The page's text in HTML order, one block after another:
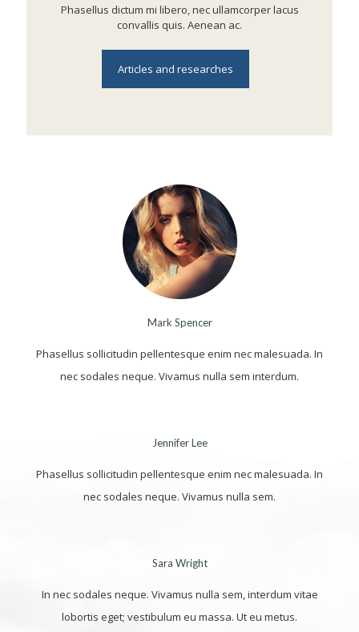
Phasellus dictum mi libero, nec ullamcorper lacus
convallis quis. Aenean ac.
Articles and researches
Mark Spencer
Phasellus sollicitudin pellentesque enim nec malesuada. In
nec sodales neque. Vivamus nulla sem interdum.
Jennifer Lee
Phasellus sollicitudin pellentesque enim nec malesuada. In
nec sodales neque. Vivamus nulla sem.
Sara Wright
In nec sodales neque. Vivamus nulla sem, interdum vitae
lobortis eget; vestibulum eu massa. Ut eu metus.